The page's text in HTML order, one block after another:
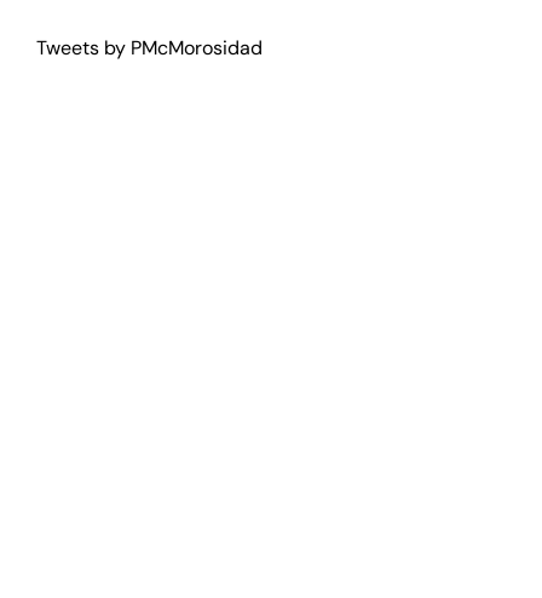
Tweets by PMcMorosidad